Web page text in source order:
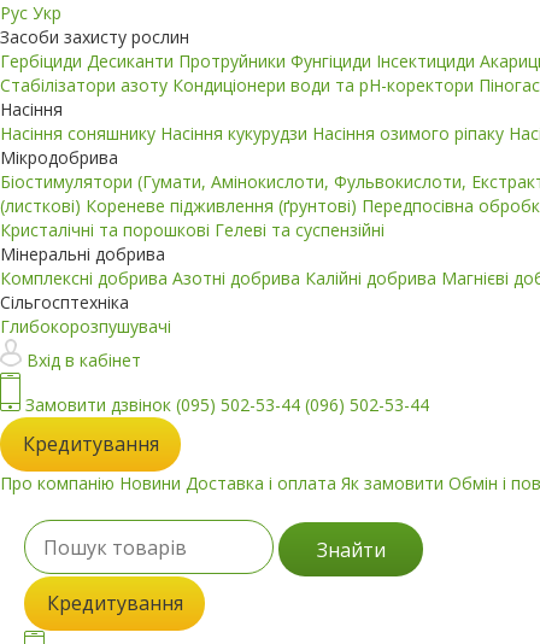
Рус Укр
Засоби захисту рослин
Гербіциди Десиканти Протруйники Фунгіциди Інсектициди
Стабілізатори азоту Кондиціонери води та pH-коректори
Насіння
Насіння соняшнику Насіння кукурудзи Насіння озимого ріпаку
Мікродобрива
Біостимулятори (Гумати, Амінокислоти, Фульвокислоти,
(листкові) Кореневе підживлення (ґрунтові) Передпосівна
Кристалічні та порошкові Гелеві та суспензійні
Мінеральні добрива
Комплексні добрива Азотні добрива Калійні добрива Магнієві
Сільгосптехніка
Глибокорозпушувачі
Вхід в кабінет
Замовити дзвінок (095) 502-53-44 (096) 502-53-44
Кредитування
Про компанію Новини Доставка і оплата Як замовити Обмін і
Знайти
Кредитування